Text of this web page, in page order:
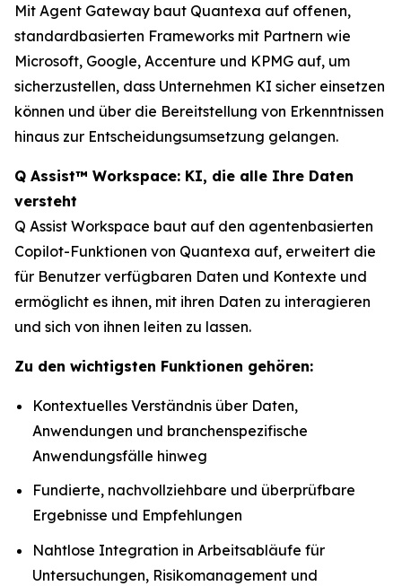
Mit Agent Gateway baut Quantexa auf offenen,
standardbasierten Frameworks mit Partnern wie
Microsoft, Google, Accenture und KPMG auf, um
sicherzustellen, dass Unternehmen KI sicher einsetzen
können und über die Bereitstellung von Erkenntnissen
hinaus zur Entscheidungsumsetzung gelangen.
Q Assist™ Workspace: KI, die alle Ihre Daten
versteht
Q Assist Workspace baut auf den agentenbasierten
Copilot-Funktionen von Quantexa auf, erweitert die
für Benutzer verfügbaren Daten und Kontexte und
ermöglicht es ihnen, mit ihren Daten zu interagieren
und sich von ihnen leiten zu lassen.
Zu den wichtigsten Funktionen gehören:
Kontextuelles Verständnis über Daten,
Anwendungen und branchenspezifische
Anwendungsfälle hinweg
Fundierte, nachvollziehbare und überprüfbare
Ergebnisse und Empfehlungen
Nahtlose Integration in Arbeitsabläufe für
Untersuchungen, Risikomanagement und